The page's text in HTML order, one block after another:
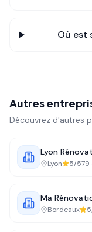
Où est
Autres
Découvrez d'autres
Lyon
Lyon 5/579
Ma
Bordeaux 5